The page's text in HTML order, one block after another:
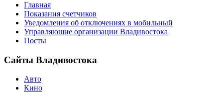
Главная
Показания счетчиков
Уведомления об отключениях в мобильный
Управляющие организации Владивостока
Посты
Сайты Владивостока
Авто
Кино